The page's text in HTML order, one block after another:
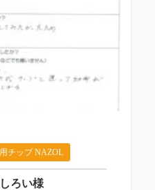
チップ NAZOL
ろい様